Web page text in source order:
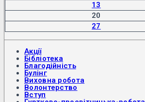
13
20
27
Акції
Бібліотека
Благодійність
Булінг
Виховна робота
Волонтерство
Вступ